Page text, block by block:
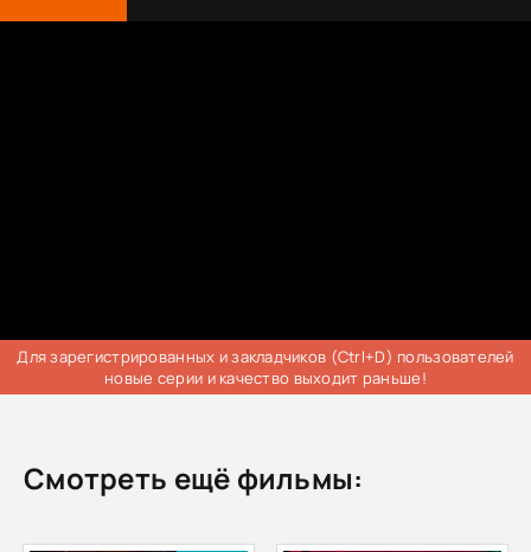
Для зарегистрированных и закладчиков (Ctrl+D) пользователей
новые серии и качество выходит раньше!
Смотреть ещё фильмы: